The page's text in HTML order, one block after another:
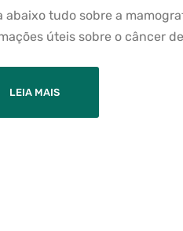
abaixo tudo sobre a
úteis sobre o câncer
LEIA MAIS